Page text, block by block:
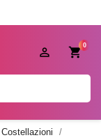
0

Costellazioni